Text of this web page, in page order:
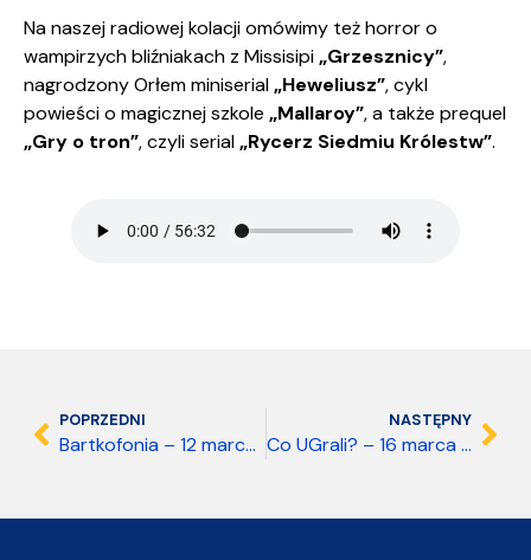
Na naszej radiowej kolacji omówimy też horror o
wampirzych bliźniakach z Missisipi„Grzesznicy”,
nagrodzony Orłem miniserial„Heweliusz”, cykl
powieści o magicznej szkole „Mallaroy”, a także prequel
„Gry o tron”, czyli serial„Rycerz Siedmiu Królestw”.
POPRZEDNI
Bartkofonia – 12 marca 2026
NASTĘPNY
Co UGrali? – 16 marca 2026